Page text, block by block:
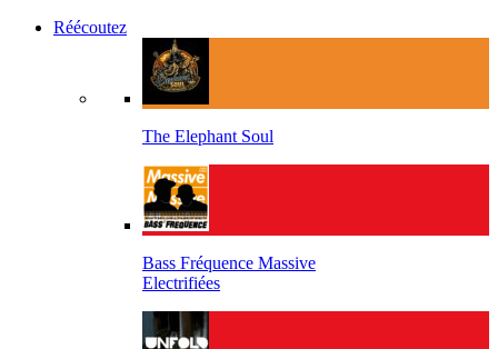
Réécoutez
The Elephant Soul
Bass Fréquence Massive
Electrifiées